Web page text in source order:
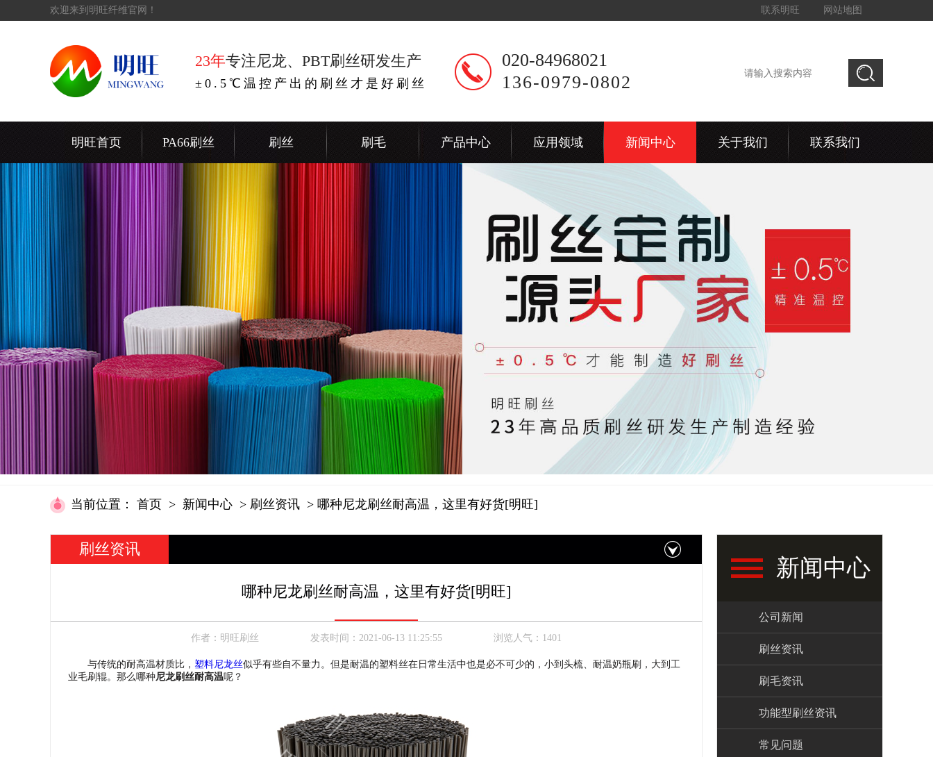
欢迎来到明旺纤维官网！ 联系明旺 网站地图
23年专注尼龙、PBT刷丝研发生产
±0.5℃温控产出的刷丝才是好刷丝
020-84968021
136-0979-0802
明旺首页 PA66刷丝 刷丝 刷毛 产品中心 应用领域 新闻中心 关于我们 联系我们
当前位置 ： 首页 > 新闻中心 > 刷丝资讯 > 哪种尼龙刷丝耐高温，这里有好货[明旺]
刷丝资讯
哪种尼龙刷丝耐高温，这里有好货[明旺]
作者： 明旺刷丝 发表时间： 2021-06-13 11:25:55 浏览人气： 1401
与传统的耐高温材质比， 塑料尼龙丝似乎有些自不量力。但是耐温的塑料丝在日常生活中也是必不可少的，小到头梳、耐温奶瓶刷，大到工
业毛刷辊。那么哪种尼龙刷丝耐高温呢？
新闻中心
公司新闻
刷丝资讯
刷毛资讯
功能型刷丝资讯
常见问题